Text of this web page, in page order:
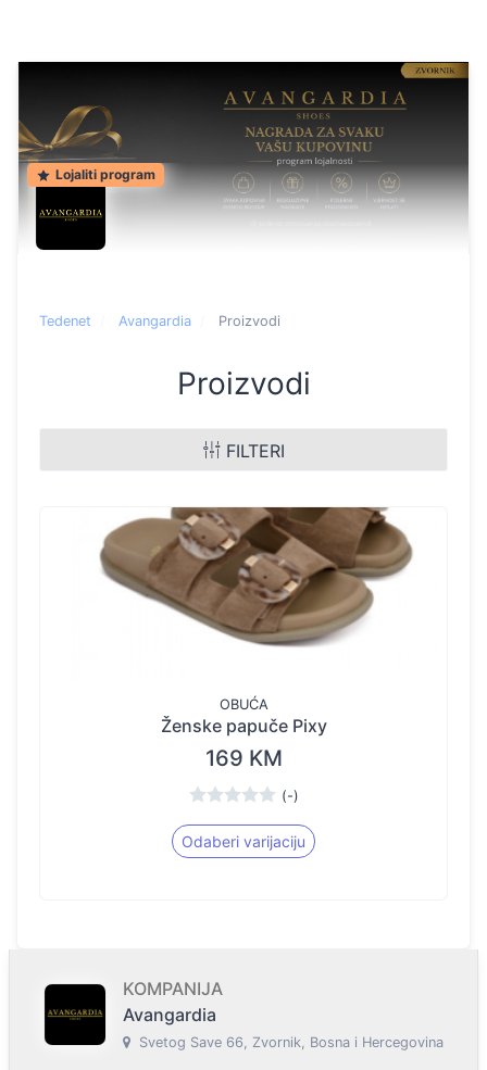
Lojaliti program
Tedenet Avangardia Proizvodi
Proizvodi
FILTERI
OBUĆA
Ženske papuče Pixy
169 KM
(-)
Odaberi varijaciju
KOMPANIJA
Avangardia
Svetog Save 66, Zvornik, Bosna i Hercegovina